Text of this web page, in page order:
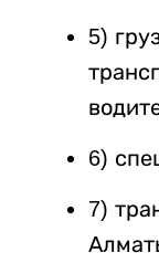
5)
6)
7)